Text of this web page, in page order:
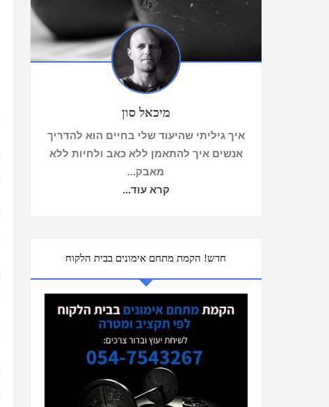
מיכאל סון
איך גיליתי שהיעוד שלי בחיים הוא להדריך
אנשים איך להתאמן ללא כאב ולחיות ללא
מאבק...
קרא עוד...
חדש! הקמת מתחם אימונים בבית הלקוח